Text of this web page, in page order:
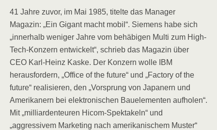
41 Jahre zuvor, im Mai 1985, titelte das Manager
Magazin: „Ein Gigant macht mobil“. Siemens habe sich
„innerhalb weniger Jahre vom behäbigen Multi zum High-
Tech-Konzern entwickelt“, schrieb das Magazin über
CEO Karl-Heinz Kaske. Der Konzern wolle IBM
herausfordern, „Office of the future“ und „Factory of the
future“ realisieren, den „Vorsprung von Japanern und
Amerikanern bei elektronischen Bauelementen aufholen“.
Mit „milliardenteuren Hicom-Spektakeln“ und
„aggressivem Marketing nach amerikanischem Muster“